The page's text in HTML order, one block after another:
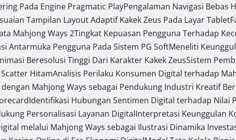
Pada Engine Pragmatic PlayPengalaman Navigasi Bebas
Tampilan Layout Adaptif Kakek Zeus Pada Layar Tablet
Mahjong Ways 2Tingkat Kepuasan Pengguna Terhadap
Antarmuka Pengguna Pada Sistem PG SoftMeneliti
Beresolusi Tinggi Dari Karakter Kakek ZeusSistem
HitamAnalisis Perilaku Konsumen Digital terhadap
Mahjong Ways sebagai Pendukung Industri Kreatif
Identifikasi Hubungan Sentimen Digital terhadap Nilai
Personalisasi Layanan DigitalInterpretasi Keunggulan
melalui Mahjong Ways sebagai Ilustrasi Dinamika